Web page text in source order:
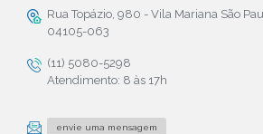
Rua Topázio, 980 - Vila Mariana São
04105-063
(11) 5080-5298
Atendimento: 8 às 17h
envie uma mensagem